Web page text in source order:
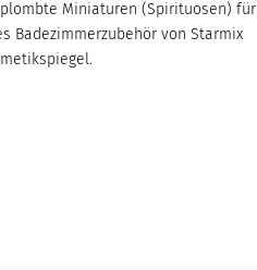
Miniaturen (Spirituosen) für
Badezimmerzubehör von Starmix